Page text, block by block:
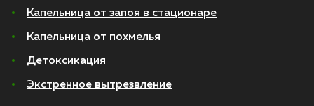
Капельница от запоя в стационаре
Капельница от похмелья
Детоксикация
Экстренное вытрезвление